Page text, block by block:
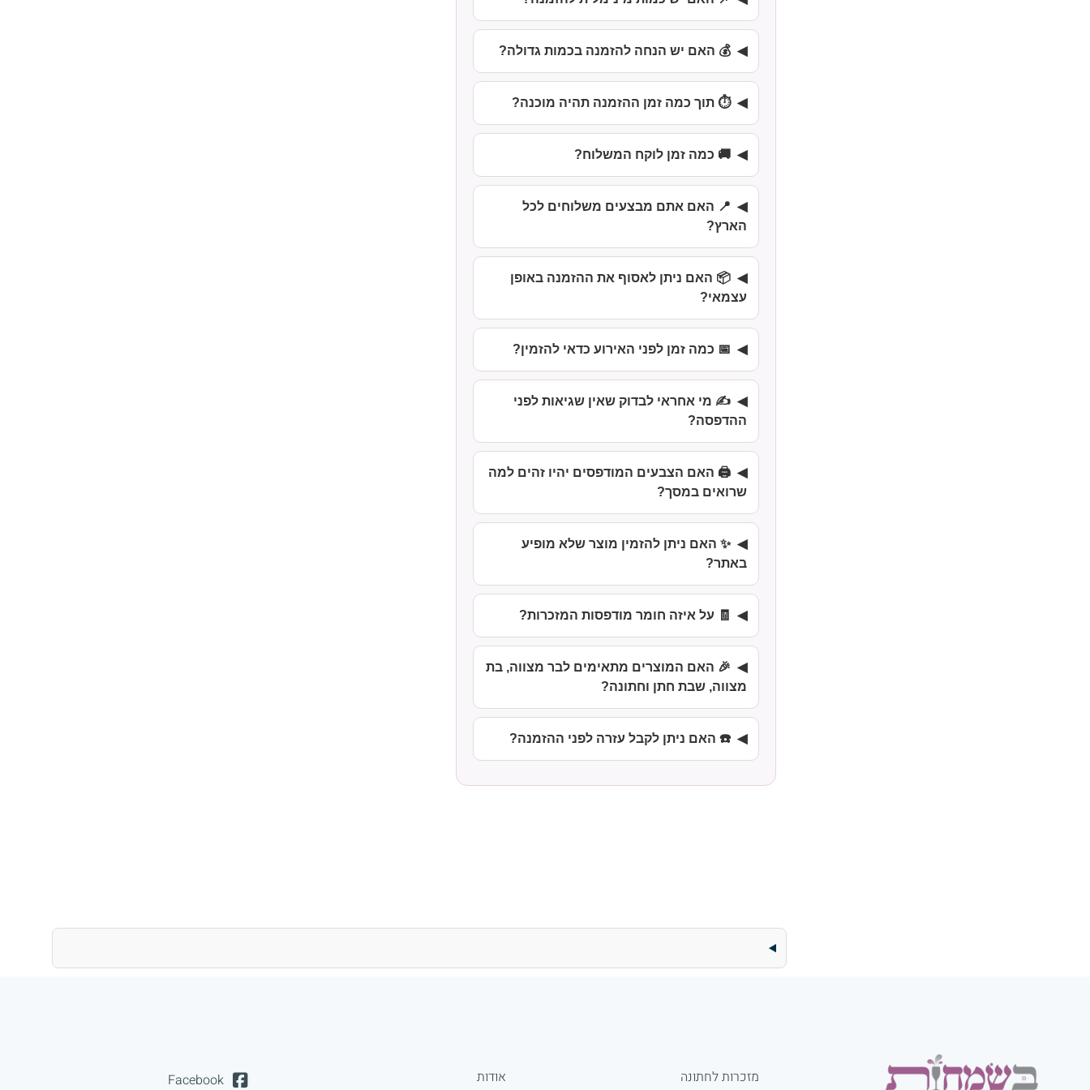
💰 האם יש הנחה להזמנה בכמות גדולה?
⏱️ תוך כמה זמן ההזמנה תהיה מוכנה?
🚚 כמה זמן לוקח המשלוח?
📍 האם אתם מבצעים משלוחים לכל
הארץ?
📦 האם ניתן לאסוף את ההזמנה באופן
עצמאי?
📅 כמה זמן לפני האירוע כדאי להזמין?
✍️ מי אחראי לבדוק שאין שגיאות לפני
ההדפסה?
🖨️ האם הצבעים המודפסים יהיו זהים למה
שרואים במסך?
✨ האם ניתן להזמין מוצר שלא מופיע
באתר?
🧾 על איזה חומר מודפסות המזכרות?
🎉 האם המוצרים מתאימים לבר מצווה, בת
מצווה, שבת חתן וחתונה?
☎️ האם ניתן לקבל עזרה לפני ההזמנה?
מזכרות לחתונה אודות Facebook